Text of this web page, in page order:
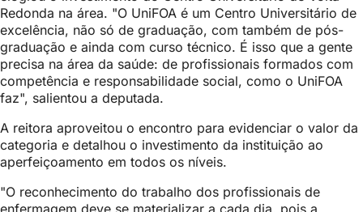
Redonda na área. "O UniFOA é um Centro Universitário de
excelência, não só de graduação, com também de pós-
graduação e ainda com curso técnico. É isso que a gente
precisa na área da saúde: de profissionais formados com
competência e responsabilidade social, como o UniFOA
faz", salientou a deputada.
A reitora aproveitou o encontro para evidenciar o valor da
categoria e detalhou o investimento da instituição ao
aperfeiçoamento em todos os níveis.
"O reconhecimento do trabalho dos profissionais de
enfermagem deve se materializar a cada dia, pois a